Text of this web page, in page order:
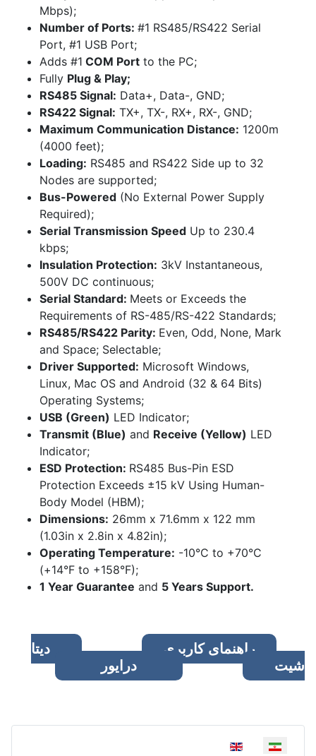
زبان خود را انتخاب کنید
Mbps);
Number of Ports: #1 RS485/RS422 Serial
Port, #1 USB Port;
Adds #1 COM Port to the PC;
Fully Plug & Play;
RS485 Signal: Data+, Data-, GND;
RS422 Signal: TX+, TX-, RX+, RX-, GND;
Maximum Communication Distance: 1200m
(4000 feet);
Loading: RS485 and RS422 Side up to 32
Nodes are supported;
Bus-Powered (No External Power Supply
Required);
Serial Transmission Speed Up to 230.4
kbps;
Insulation Protection: 3kV Instantaneous,
500V DC continuous;
Serial Standard: Meets or Exceeds the
Requirements of RS-485/RS-422 Standards;
RS485/RS422 Parity: Even, Odd, None, Mark
and Space; Selectable;
Driver Supported: Microsoft Windows,
Linux, Mac OS and Android (32 & 64 Bits)
Operating Systems;
USB (Green) LED Indicator;
Transmit (Blue) and Receive (Yellow) LED
Indicator;
ESD Protection: RS485 Bus-Pin ESD
Protection Exceeds ±15 kV Using Human-
Body Model (HBM);
Dimensions: 26mm x 71.6mm x 122 mm
(1.03in x 2.8in x 4.82in);
Operating Temperature: -10°C to +70°C
(+14°F to +158°F);
1 Year Guarantee and 5 Years Support.
راهنمای کاربری
دیتا
شیت
درایور